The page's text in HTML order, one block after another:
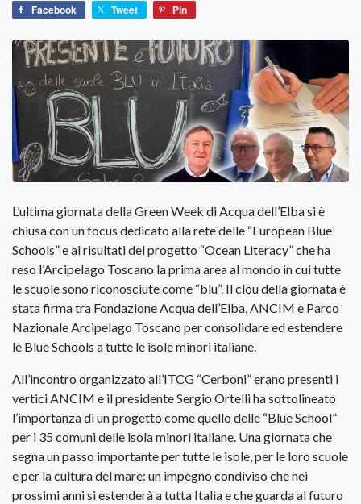
Facebook Tweet Pin
L’ultima giornata della Green Week di Acqua dell’Elba si è
chiusa con un focus dedicato alla rete delle “European Blue
Schools” e ai risultati del progetto “Ocean Literacy” che ha
reso l’Arcipelago Toscano la prima area al mondo in cui tutte
le scuole sono riconosciute come “blu”. Il clou della giornata è
stata firma tra Fondazione Acqua dell’Elba, ANCIM e Parco
Nazionale Arcipelago Toscano per consolidare ed estendere
le Blue Schools a tutte le isole minori italiane.
All’incontro organizzato all’ITCG “Cerboni” erano presenti i
vertici ANCIM e il presidente Sergio Ortelli ha sottolineato
l’importanza di un progetto come quello delle “Blue School”
per i 35 comuni delle isola minori italiane. Una giornata che
segna un passo importante per tutte le isole, per le loro scuole
e per la cultura del mare: un impegno condiviso che nei
prossimi anni si estenderà a tutta Italia e che guarda al futuro